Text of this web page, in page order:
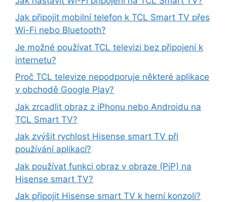
Jak připojit mobilní telefon k TCL Smart TV přes
Wi-Fi nebo Bluetooth?
Je možné používat TCL televizi bez připojení k
internetu?
Proč TCL televize nepodporuje některé aplikace
v obchodě Google Play?
Jak zrcadlit obraz z iPhonu nebo Androidu na
TCL Smart TV?
Jak zvýšit rychlost Hisense smart TV při
používání aplikací?
Jak používat funkci obraz v obraze (PiP) na
Hisense smart TV?
Jak připojit Hisense smart TV k herní konzoli?